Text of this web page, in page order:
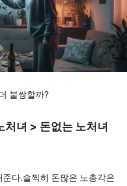
불쌍할까?
녀 > 돈없는 노처녀
다.솔찍히 돈많은 노총각은